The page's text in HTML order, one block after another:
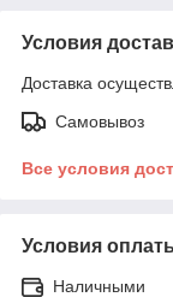
Условия
Доставка
Самовывоз
Все условия
Условия
Наличными